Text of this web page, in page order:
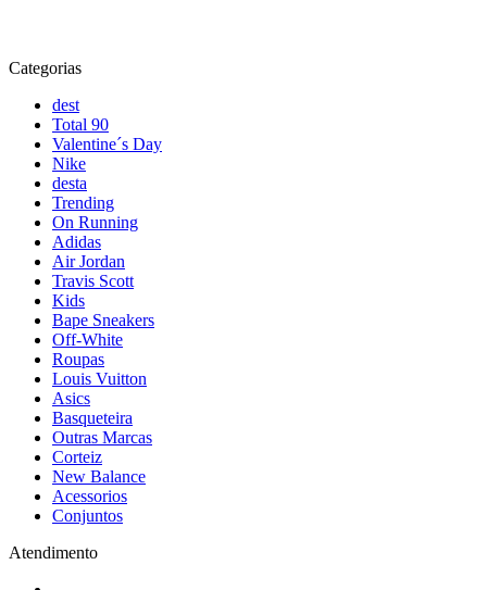
Categorias
dest
Total 90
Valentine´s Day
Nike
desta
Trending
On Running
Adidas
Air Jordan
Travis Scott
Kids
Bape Sneakers
Off-White
Roupas
Louis Vuitton
Asics
Basqueteira
Outras Marcas
Corteiz
New Balance
Acessorios
Conjuntos
Atendimento